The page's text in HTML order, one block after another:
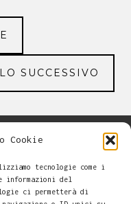
Cookie
tecnologie come i
informazioni del
ci permetterà di
SUCCESSIVO